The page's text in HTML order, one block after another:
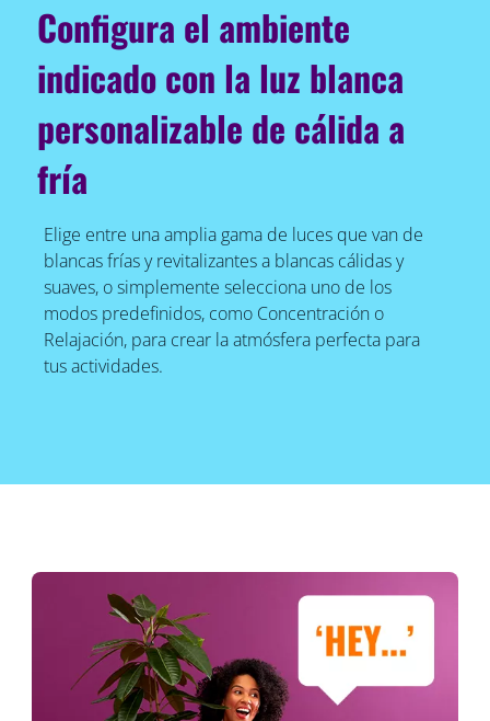
Configura el ambiente
indicado con la luz blanca
personalizable de cálida a
fría
Elige entre una amplia gama de luces que van de
blancas frías y revitalizantes a blancas cálidas y
suaves, o simplemente selecciona uno de los
modos predefinidos, como Concentración o
Relajación, para crear la atmósfera perfecta para
tus actividades.